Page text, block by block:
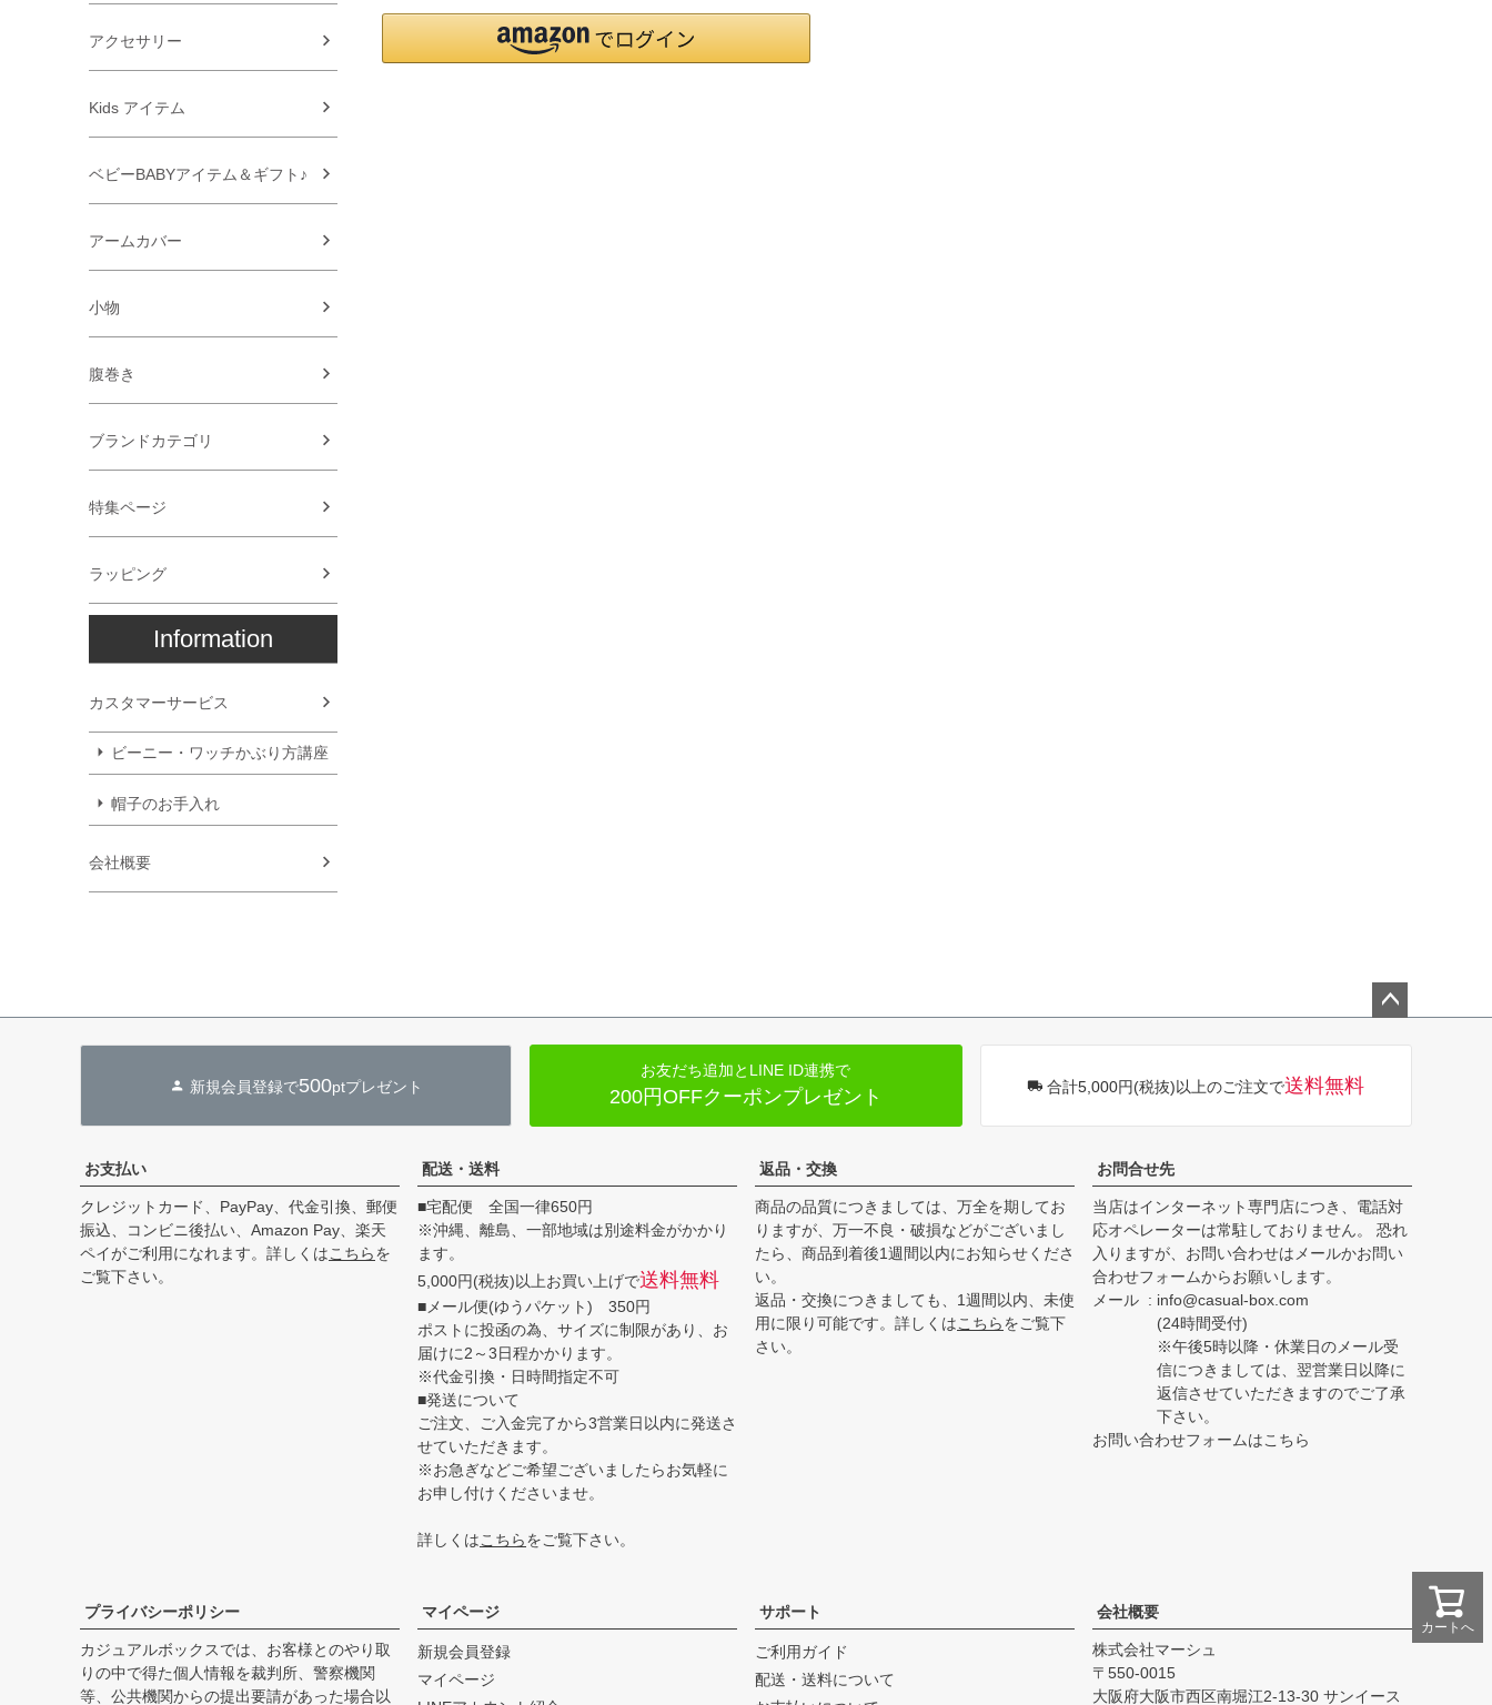
カートへ
アクセサリー
Kids アイテム
ベビーBABYアイテム＆ギフト♪
アームカバー
小物
腹巻き
ブランドカテゴリ
特集ページ
ラッピング
Information
カスタマーサービス
ビーニー・ワッチかぶり方講座
帽子のお手入れ
会社概要
新規会員登録で500ptプレゼント
お友だち追加とLINE ID連携で
200円OFFクーポンプレゼント 合計5,000円(税抜)以上のご注文で送料無料
お支払い
クレジットカード、PayPay、代金引換、郵便
振込、コンビニ後払い、Amazon Pay、楽天
ペイがご利用になれます。詳しくはこちらを
ご覧下さい。
配送・送料
■宅配便 全国一律650円
※沖縄、離島、一部地域は別途料金がかかり
ます。
5,000円(税抜)以上お買い上げで送料無料
■メール便(ゆうパケット) 350円
ポストに投函の為、サイズに制限があり、お
届けに2～3日程かかります。
※代金引換・日時間指定不可
■発送について
ご注文、ご入金完了から3営業日以内に発送さ
せていただきます。
※お急ぎなどご希望ございましたらお気軽に
お申し付けくださいませ。
詳しくはこちらをご覧下さい。
返品・交換
商品の品質につきましては、万全を期してお
りますが、万一不良・破損などがございまし
たら、商品到着後1週間以内にお知らせくださ
い。
返品・交換につきましても、1週間以内、未使
用に限り可能です。詳しくはこちらをご覧下
さい。
お問合せ先
当店はインターネット専門店につき、電話対
応オペレーターは常駐しておりません。 恐れ
入りますが、お問い合わせはメールかお問い
合わせフォームからお願いします。
メール
info@casual-box.com
(24時間受付)
※午後5時以降・休業日のメール受
信につきましては、翌営業日以降に
返信させていただきますのでご了承
下さい。
お問い合わせフォームはこちら
プライバシーポリシー
カジュアルボックスでは、お客様とのやり取
りの中で得た個人情報を裁判所、警察機関
等、公共機関からの提出要請があった場合以
マイページ
新規会員登録
マイページ
サポート
ご利用ガイド
配送・送料について
会社概要
株式会社マーシュ
550-0015
大阪府大阪市西区南堀江2-13-30 サンイース